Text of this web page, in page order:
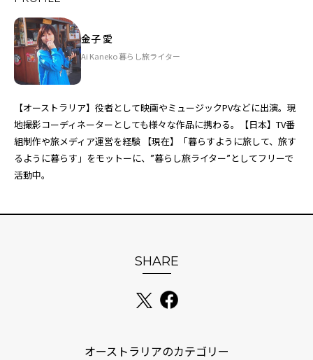
金子 愛
Ai Kaneko 暮らし旅ライター
【オーストラリア】役者として映画やミュージックPVなどに出演。現
地撮影コーディネーターとしても様々な作品に携わる。【日本】TV番
組制作や旅メディア運営を経験 【現在】「暮らすように旅して、旅す
るように暮らす」をモットーに、”暮らし旅ライター”としてフリーで
活動中。
SHARE
オーストラリアのカテゴリー